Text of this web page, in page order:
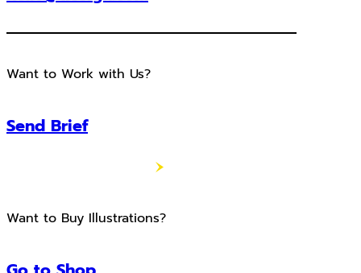
Want to Work with Us?
Send Brief
Want to Buy Illustrations?